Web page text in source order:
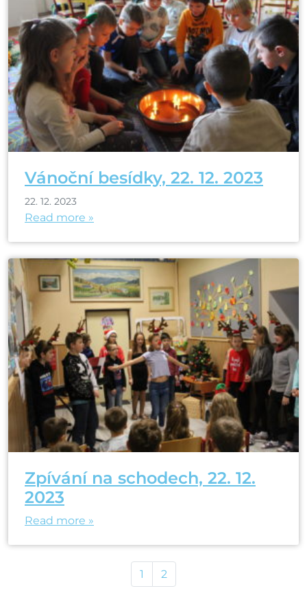
Vánoční besídky, 22. 12. 2023
22. 12. 2023
Read more »
Zpívání na schodech, 22. 12.
2023
Read more »
Page
1 Page
2